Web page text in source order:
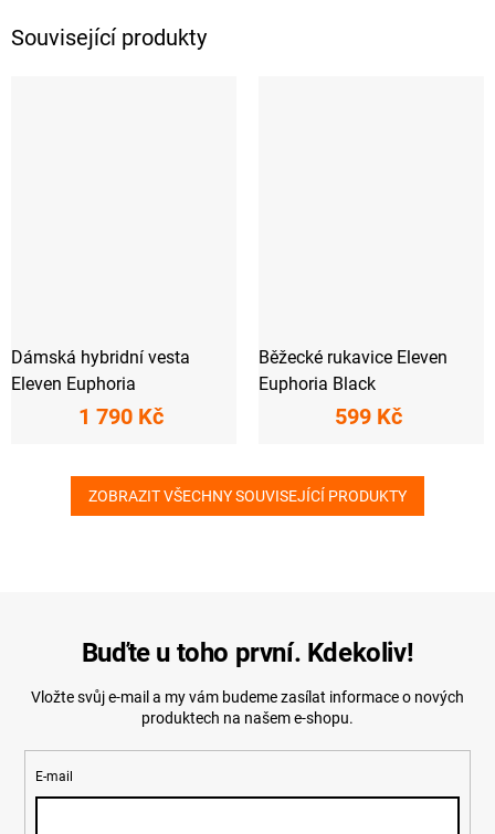
Související produkty
Dámská hybridní vesta
Eleven Euphoria
1 790 Kč
Běžecké rukavice Eleven
Euphoria Black
599 Kč
ZOBRAZIT VŠECHNY SOUVISEJÍCÍ PRODUKTY
Buďte u toho první. Kdekoliv!
Vložte svůj e-mail a my vám budeme zasílat informace o nových
produktech na našem e-shopu.
E-mail